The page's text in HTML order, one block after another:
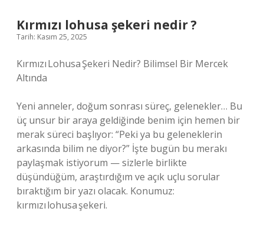
Kırmızı lohusa şekeri nedir ?
Tarih: Kasım 25, 2025
Kırmızı Lohusa Şekeri Nedir? Bilimsel Bir Mercek
Altında
Yeni anneler, doğum sonrası süreç, gelenekler… Bu
üç unsur bir araya geldiğinde benim için hemen bir
merak süreci başlıyor: “Peki ya bu geleneklerin
arkasında bilim ne diyor?” İşte bugün bu merakı
paylaşmak istiyorum — sizlerle birlikte
düşündüğüm, araştırdığım ve açık uçlu sorular
bıraktığım bir yazı olacak. Konumuz:
kırmızı lohusa şekeri.